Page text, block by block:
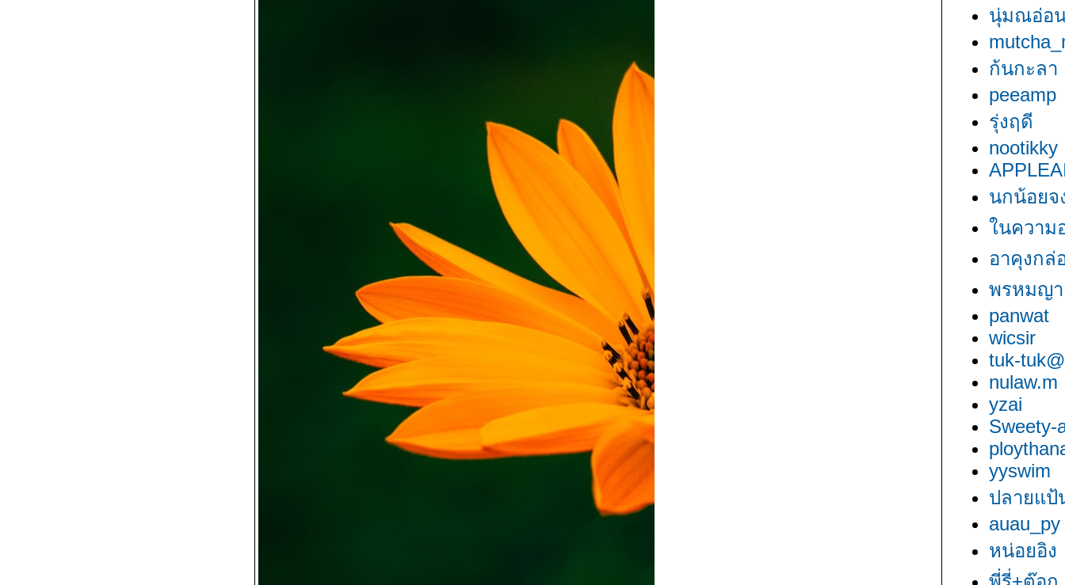
นุ่มณอ่อ
ก้นกะลา
peeamp
รุ่งฤดี
nootikky
นกน้อยจ
นความ
อาคุงกล่
พรหมญ
panwat
wicsir
tuk-
nulaw.m
yzai
Sweety-
yyswim
ปลายแ
auau_py
หน่อยอิง